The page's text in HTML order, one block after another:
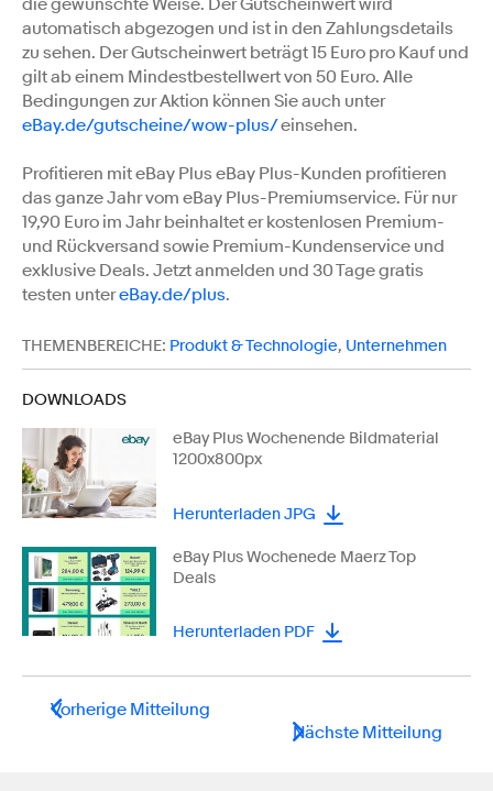
die gewünschte Weise. Der Gutscheinwert wird
automatisch abgezogen und ist in den Zahlungsdetails
zu sehen. Der Gutscheinwert beträgt 15 Euro pro Kauf und
gilt ab einem Mindestbestellwert von 50 Euro. Alle
Bedingungen zur Aktion können Sie auch unter
eBay.de/gutscheine/wow-plus/einsehen.
Profitieren mit eBay Plus eBay Plus-Kunden profitieren
das ganze Jahr vom eBay Plus-Premiumservice. Für nur
19,90 Euro im Jahr beinhaltet er kostenlosen Premium-
und Rückversand sowie Premium-Kundenservice und
exklusive Deals. Jetzt anmelden und 30 Tage gratis
testen untereBay.de/plus.
THEMENBEREICHE: Produkt & Technologie, Unternehmen
DOWNLOADS
eBay Plus Wochenende Bildmaterial
1200x800px
Herunterladen JPG
eBay Plus Wochenede Maerz Top
Deals
Herunterladen PDF
Vorherige Mitteilung
Nächste Mitteilung